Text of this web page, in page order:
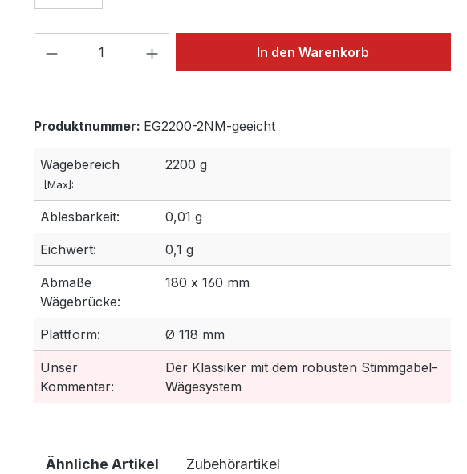
Produkt Anzahl: Gib den gewünschten Wert
In den Warenkorb
Produktnummer: EG2200-2NM-geeicht
Wägebereich
[Max]:
2200 g
Ablesbarkeit: 0,01 g
Eichwert: 0,1 g
Abmaße
Wägebrücke:
180 x 160 mm
Plattform: Ø 118 mm
Unser
Kommentar:
Der Klassiker mit dem robusten Stimmgabel-
Wägesystem
Ähnliche Artikel Zubehörartikel